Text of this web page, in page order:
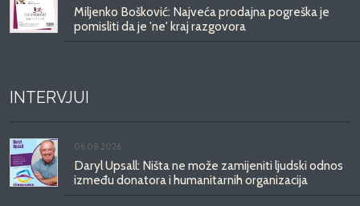
Miljenko Bošković: Najveća prodajna pogreška je
pomisliti da je 'ne' kraj razgovora
INTERVJUI
06.08.2026.
Daryl Upsall: Ništa ne može zamijeniti ljudski odnos
između donatora i humanitarnih organizacija